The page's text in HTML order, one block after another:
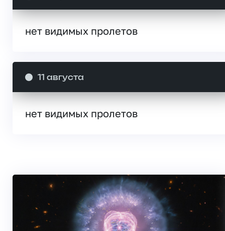
нет видимых пролетов
11 августа
нет видимых пролетов